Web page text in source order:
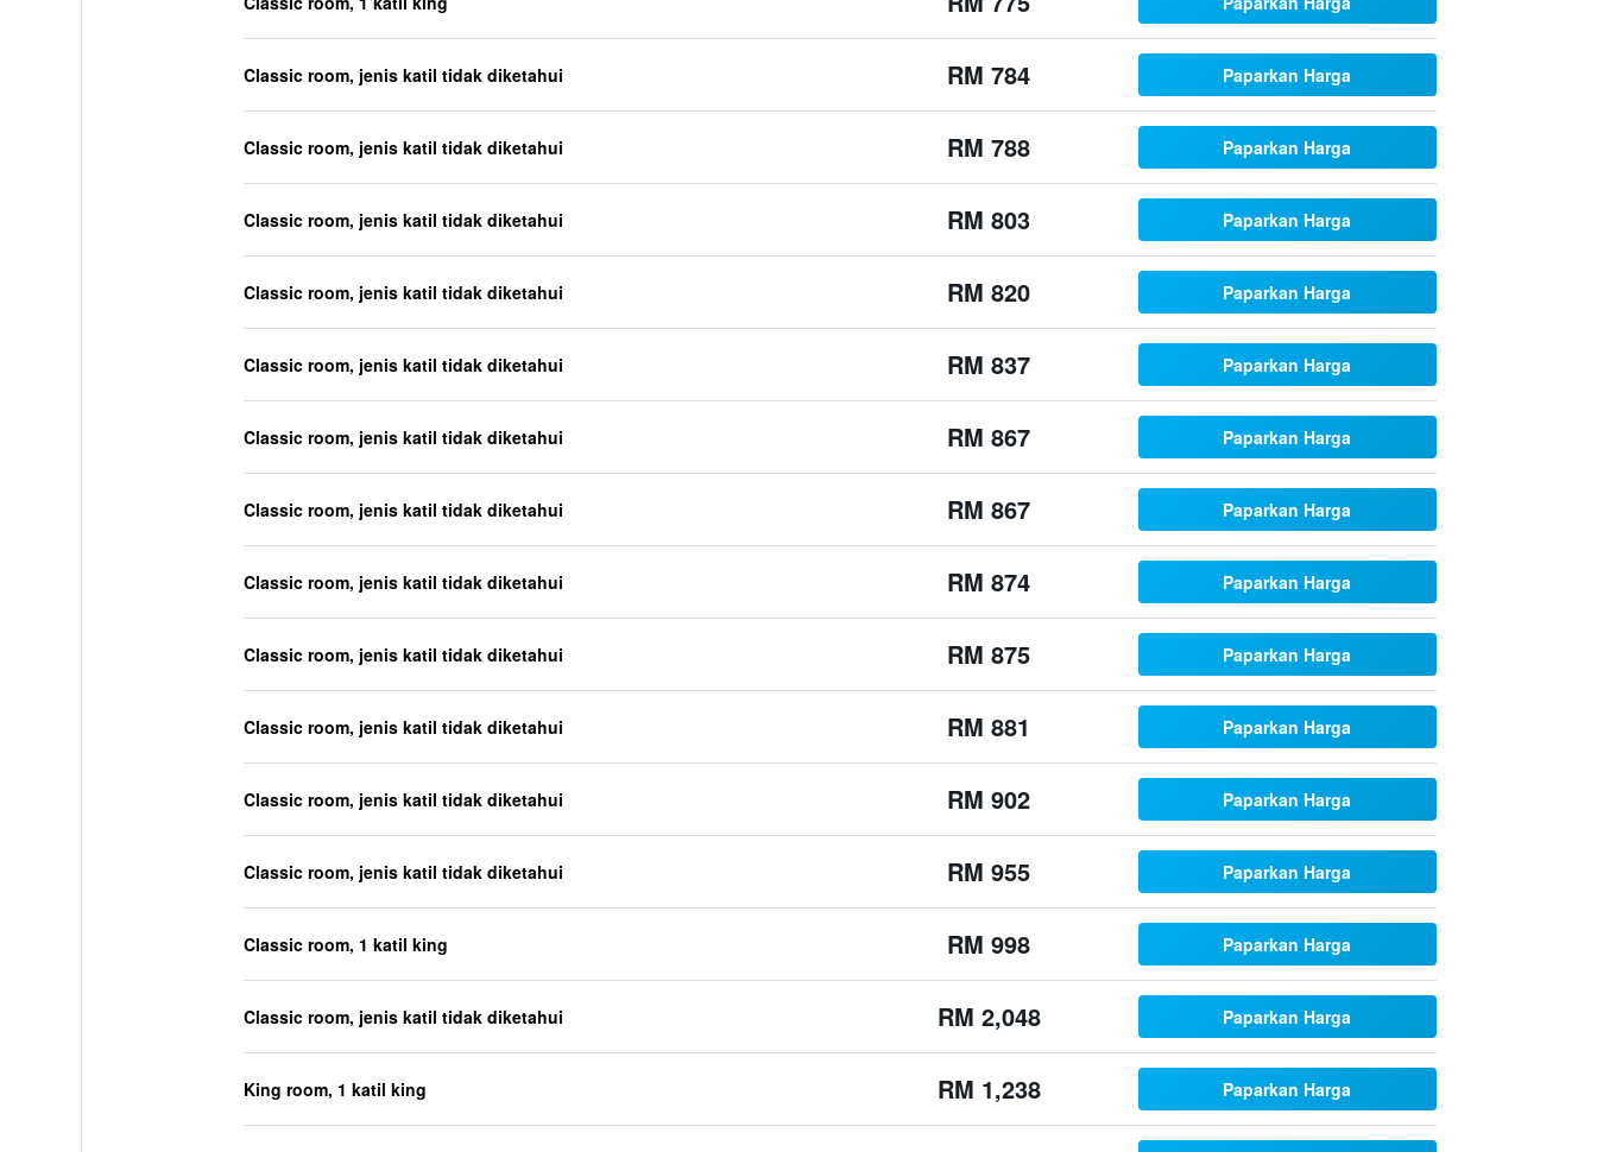
Classic room, jenis katil tidak diketahui RM 784 Paparkan Harga
Classic room, jenis katil tidak diketahui RM 788 Paparkan Harga
Classic room, jenis katil tidak diketahui RM 803 Paparkan Harga
Classic room, jenis katil tidak diketahui RM 820 Paparkan Harga
Classic room, jenis katil tidak diketahui RM 837 Paparkan Harga
Classic room, jenis katil tidak diketahui RM 867 Paparkan Harga
Classic room, jenis katil tidak diketahui RM 867 Paparkan Harga
Classic room, jenis katil tidak diketahui RM 874 Paparkan Harga
Classic room, jenis katil tidak diketahui RM 875 Paparkan Harga
Classic room, jenis katil tidak diketahui RM 881 Paparkan Harga
Classic room, jenis katil tidak diketahui RM 902 Paparkan Harga
Classic room, jenis katil tidak diketahui RM 955 Paparkan Harga
Classic room, 1 katil king RM 998 Paparkan Harga
Classic room, jenis katil tidak diketahui RM 2,048 Paparkan Harga
King room, 1 katil king RM 1,238 Paparkan Harga